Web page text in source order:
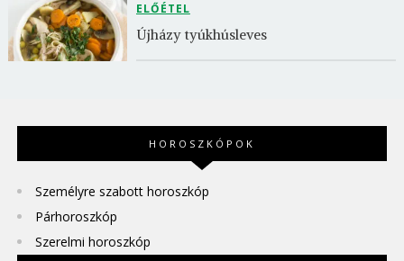
ELŐÉTEL
Újházy tyúkhúsleves
HOROSZKÓPOK
Személyre szabott horoszkóp
Párhoroszkóp
Szerelmi horoszkóp